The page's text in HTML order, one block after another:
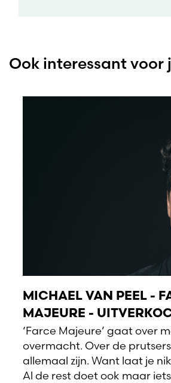
Ook interessant voor
MICHAEL VAN PEEL -
MAJEURE -
‘Farce Majeure’ gaat over
overmacht. Over de
allemaal zijn. Want laat je
Al de rest doet ook maar